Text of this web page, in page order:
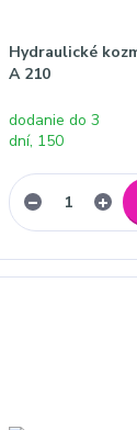
Hydraulické
A 210
dodanie do 3
dní, 150